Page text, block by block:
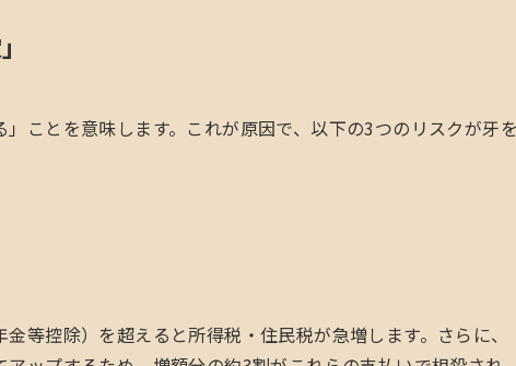
ことを意味します。これが原因で、以下の3つのリスクが牙
等控除）を超えると所得税・住民税が急増します。さらに、